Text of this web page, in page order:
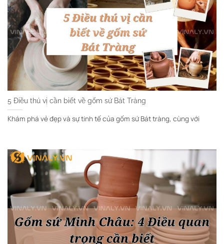
5 Điều thú vị cần biết về gốm sứ Bát Tràng
Khám phá vẻ đẹp và sự tinh tế của gốm sứ Bát tràng, cùng với